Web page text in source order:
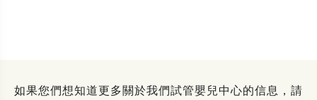
如果您們想知道更多關於我們試管嬰兒中心的信息，請